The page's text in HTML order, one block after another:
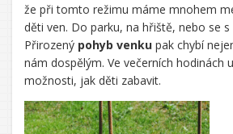
že při tomto režimu máme mnohem
děti ven. Do parku, na hřiště, nebo se
Přirozený pohyb venku pak chybí
nám dospělým. Ve večerních hodinách
možnosti, jak děti zabavit.